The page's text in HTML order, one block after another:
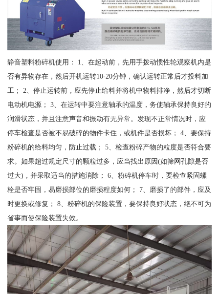
静音塑料粉碎机使用： 1、在起动前，先用手拨动惯性轮观察机内是
否有异物存在，然后开机运转10-20分钟，确认运转正常后才投料加
工； 2、停止运转前，应先停止给料并将机中物料排净，然后才切断
电动机电源； 3、在运转中要注意轴承的温度，务使轴承保持良好的
润滑状态，并且注意声音和振动有无异常。发现不正常情况时，应
停车检查是否被不易破碎的物件卡住，或机件是否损坏； 4、要保持
粉碎机的给料均匀，防止过载； 5、检查粉碎产物的粒度是否符合要
求。如果超过规定尺寸的颗粒过多，应当找出原因(如筛网孔隙是否
过大)，并采取适当的措施消除； 6、粉碎机停车时，要检查紧固螺
栓是否牢固，易磨损部位的磨损程度如何； 7、磨损了的部件，应及
时更换或修复； 8、粉碎机的保险装置，要保持良好状态，绝不可为
省事而使保险装置失效。